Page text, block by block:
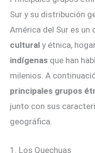
Sur y su distribución
América del Sur es un
cultural y étnica,
indígenas que han
milenios. A
principales grupos
junto con sus
geográfica.
1. Los Quechuas